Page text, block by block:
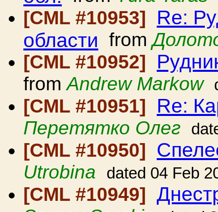
[CML #10953]
Re:
области from
[CML #10952]
fromAndrew Markow
[CML #10951] Re:
Перетятко Олег
[CML #10950]
Utrobina dated 04 Feb
[CML #10949]